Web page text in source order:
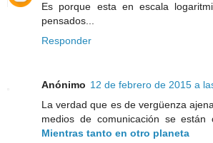
Es porque esta en escala
pensados...
Responder
Anónimo 12 de febrero de 2015 a
La verdad que es de vergüenza
medios de comunicación se están
Mientras tanto en otro planeta